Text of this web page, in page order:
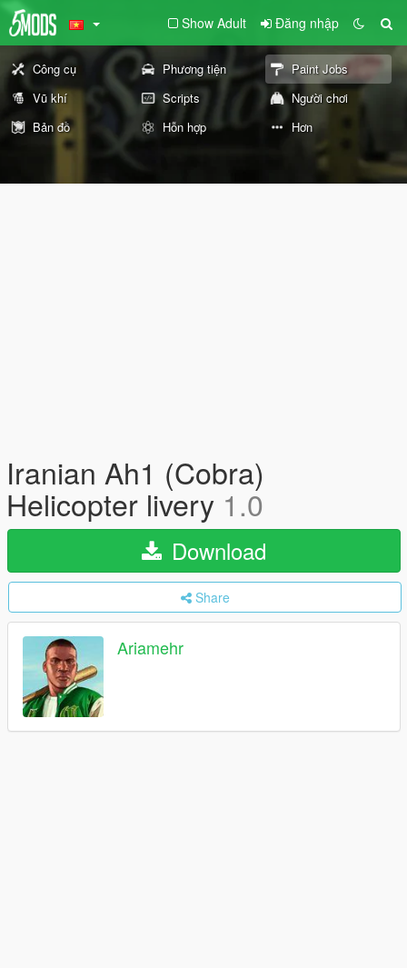
Show Adult Đăng nhập
Công cụ Phương tiện
Paint Jobs
Vũ khí
Scripts
Người chơi
Bản đồ
Hỗn hợp Hơn
Iranian Ah1 (Cobra)
Helicopter livery 1.0
Download
Share
Ariamehr